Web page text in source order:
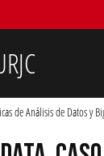
de Análisis de Datos y